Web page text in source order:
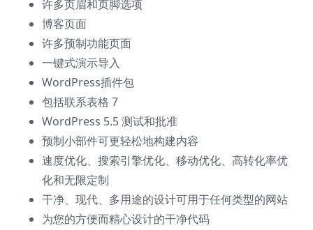
许多页眉和页脚选项
博客页面
许多预制功能页面
一键式演示导入
WordPress插件包
包括联系表格 7
WordPress 5.5 测试和批准
预制小部件可更轻松地构建内容
速度优化、搜索引擎优化、移动优化、高转化率优
化和无限定制
干净、现代、多用途的设计可用于任何类型的网站
为您的方便而精心设计的干净代码